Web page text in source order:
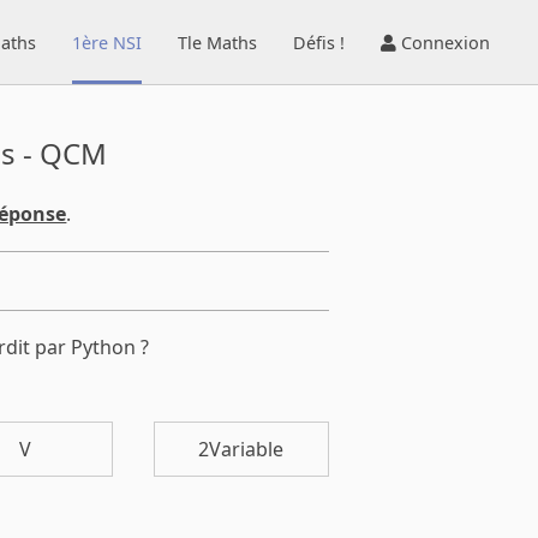
1ère NSI Tle Maths Défis ! Connexion
- QCM
.
par Python ?
V 2Variable